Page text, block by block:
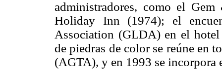
administradores, como el
Holiday Inn (1974); el
Association (GLDA) en el
de piedras de color se reúne en
(AGTA), y en 1993 se incorpora